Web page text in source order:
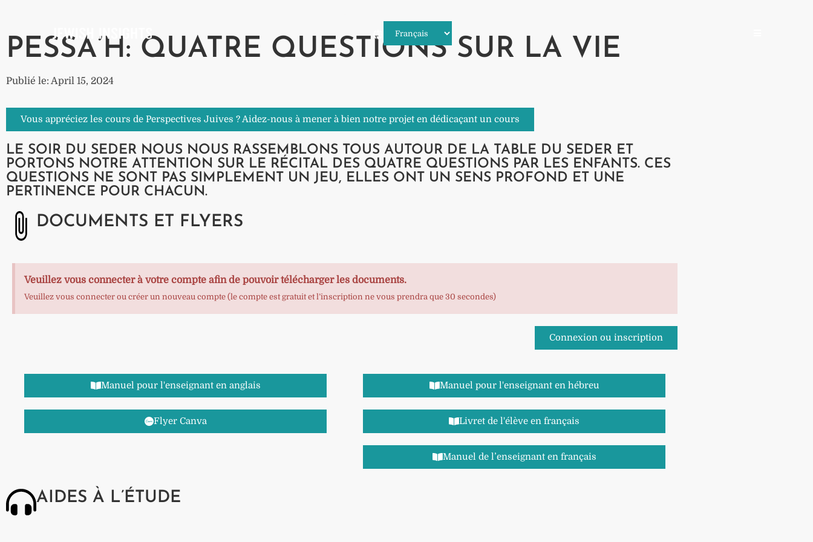
PESSA’H: QUATRE QUESTIONS SUR LA VIE
Publié le: April 15, 2024
Vous appréciez les cours de Perspectives Juives ? Aidez-nous à mener à bien notre projet en dédicaçant un cours
LE SOIR DU SEDER NOUS NOUS RASSEMBLONS TOUS AUTOUR DE LA TABLE DU SEDER ET
PORTONS NOTRE ATTENTION SUR LE RÉCITAL DES QUATRE QUESTIONS PAR LES ENFANTS. CES
QUESTIONS NE SONT PAS SIMPLEMENT UN JEU, ELLES ONT UN SENS PROFOND ET UNE
PERTINENCE POUR CHACUN.
DOCUMENTS ET FLYERS
Veuillez vous connecter à votre compte afin de pouvoir télécharger les documents.
Veuillez vous connecter ou créer un nouveau compte (le compte est gratuit et l’inscription ne vous prendra que 30 secondes)
Connexion ou inscription
Manuel pour l'enseignant en anglais
Flyer Canva
Manuel pour l'enseignant en hébreu
Livret de l'élève en français
Manuel de l’enseignant en français
AIDES À L’ÉTUDE